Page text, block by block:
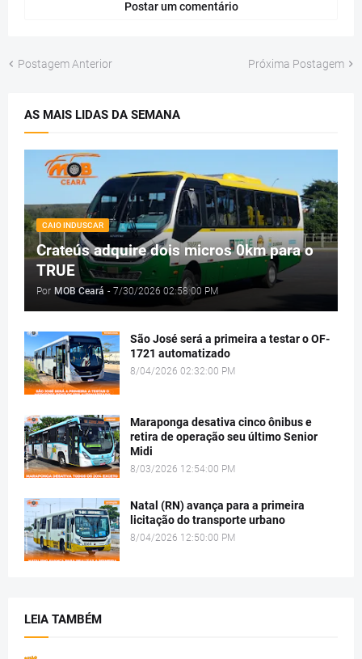
Postar um comentário
Postagem Anterior Próxima Postagem
AS MAIS LIDAS DA SEMANA
CAIO INDUSCAR
Crateús adquire dois micros 0km para o
TRUE
Por MOB Ceará - 7/30/2026 02:58:00 PM
São José será a primeira a testar o OF-
1721 automatizado
8/04/2026 02:32:00 PM
Maraponga desativa cinco ônibus e
retira de operação seu último Senior
Midi
8/03/2026 12:54:00 PM
Natal (RN) avança para a primeira
licitação do transporte urbano
8/04/2026 12:50:00 PM
LEIA TAMBÉM